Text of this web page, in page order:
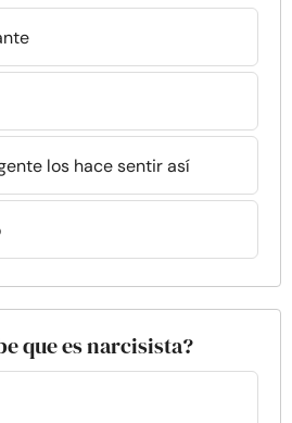
los hace sentir así
que es narcisista?